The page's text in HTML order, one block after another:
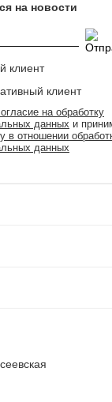
на новости
клиент
клиент
на обработку
данных и
в отношении
данных